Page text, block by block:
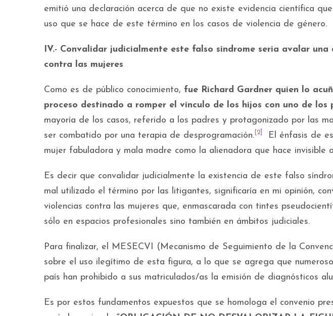
emitió una declaración acerca de que no existe evidencia científica
uso que se hace de este término en los casos de violencia de género.
IV.- Convalidar judicialmente este falso síndrome seria avalar
contra las mujeres
Como es de público conocimiento, fue Richard Gardner quien lo
proceso destinado a romper el vínculo de los hijos con uno de los
mayoría de los casos, referido a los padres y protagonizado por las
ser combatido por una terapia de desprogramación. [2]
El énfasis de
mujer fabuladora y mala madre como la alienadora que hace invisible
Es decir que convalidar judicialmente la existencia de este falso
mal utilizado el término por las litigantes, significaría en mi opinión,
violencias contra las mujeres que, enmascarada con tintes
sólo en espacios profesionales sino también en ámbitos judiciales.
Para finalizar, el MESECVI (Mecanismo de Seguimiento de la
sobre el uso ilegítimo de esta figura, a lo que se agrega que
país han prohibido a sus matriculados/as la emisión de diagnósticos
Es por estos fundamentos expuestos que se homologa el convenio